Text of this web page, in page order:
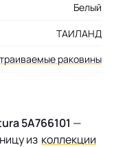
Белый
ТАИЛАНД
раковины
5A766101 —
из коллекции